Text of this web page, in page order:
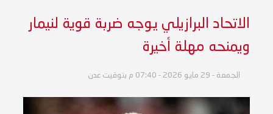
الاتحاد البرازيلي يوجه ضربة قوية لنيمار
ويمنحه مهلة أخيرة
الجمعة - 29 مايو 2026 - 07:40 م بتوقيت عدن